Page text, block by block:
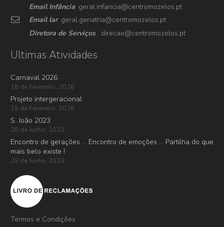
Email Infância: geral.infancia@centromozelos.pt
Email lar: geral.geriatria@centromozelos.pt
Diretora de Serviços: direcao@centromozelos.pt
Ultimas Atividades
Carnaval 2026
18 de Fevereiro, 2026
Projeto intergeracional
18 de Fevereiro, 2026
S. João 2023
28 de Junho, 2023
Encontro de gerações … Encontro de emoções … Partilha do que
mais belo existe !
28 de Junho, 2023
Termos e Condições